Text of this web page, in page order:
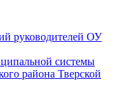
руководителей ОУ
системы
района Тверской